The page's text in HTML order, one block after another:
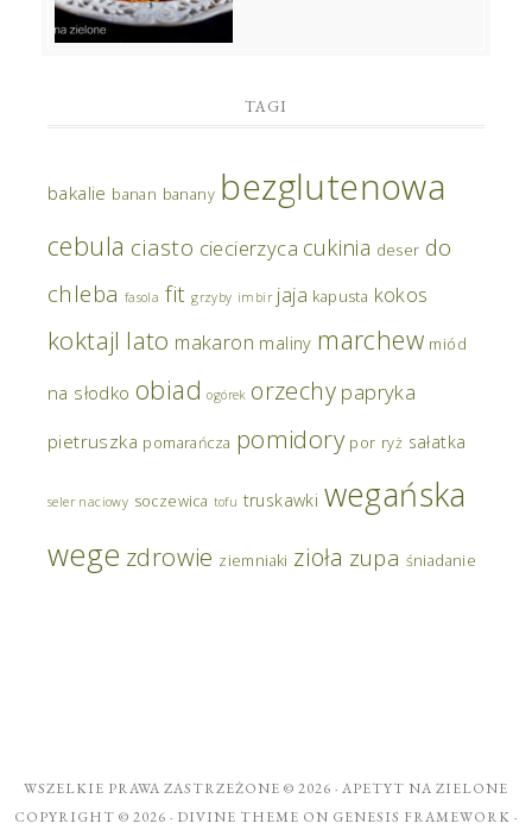
TAGI
bakalie banan banany bezglutenowa
cebula ciasto ciecierzyca cukinia deser do
chleba fasola fit grzyby imbir jaja kapusta kokos
koktajl lato makaron maliny marchew miód
na słodko obiad ogórek orzechy papryka
pietruszka pomarańcza pomidory por ryż sałatka
seler naciowy soczewica tofu truskawki wegańska
wege zdrowie ziemniaki zioła zupa śniadanie
WSZELKIE PRAWA ZASTRZEŻONE © 2026 · APETYT NA ZIELONE
COPYRIGHT © 2026 · DIVINE THEME ON GENESIS FRAMEWORK ·